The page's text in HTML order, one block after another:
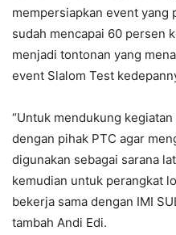
mempersiapkan event yang
sudah mencapai 60 persen
menjadi tontonan yang
event Slalom Test
“Untuk mendukung
dengan pihak PTC agar
digunakan sebagai sarana
kemudian untuk perangkat
bekerja sama dengan IMI
tambah Andi Edi.